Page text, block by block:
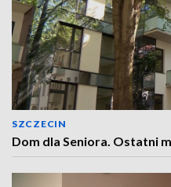
SZCZECIN
Dom dla Seniora. Ostatni